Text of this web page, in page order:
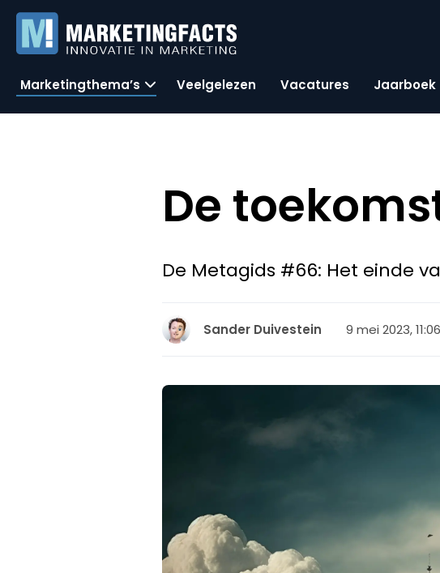
Marketingthema’s Veelgelezen Vacatures Jaarboek
De
De Metagids #66: Het einde
Sander Duivestein 9 mei 2023, 11:06